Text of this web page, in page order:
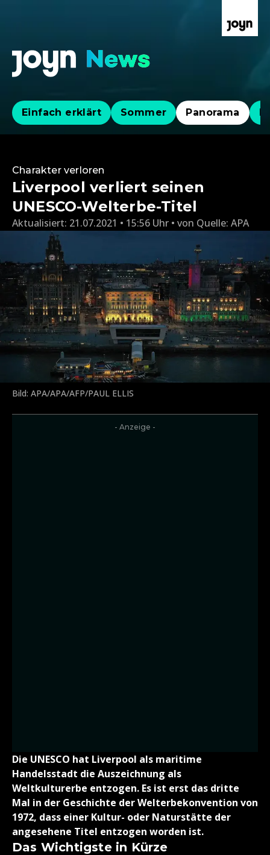
Einfach erklärt Sommer Panorama
Charakter verloren
Liverpool verliert seinen
UNESCO-Welterbe-Titel
Aktualisiert: 21.07.2021 • 15:56 Uhr von Quelle: APA
Bild: APA/APA/AFP/PAUL ELLIS
- Anzeige -
Die UNESCO hat Liverpool als maritime
Handelsstadt die Auszeichnung als
Weltkulturerbe entzogen. Es ist erst das dritte
Mal in der Geschichte der Welterbekonvention von
1972, dass einer Kultur- oder Naturstätte der
angesehene Titel entzogen worden ist.
Das Wichtigste in Kürze